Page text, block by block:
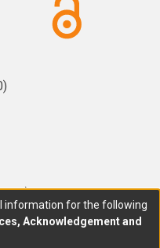
el aprovechamiento de
de la pasta obtenida
de las exportaciones
mediante un análisis
durante el período 1992-
de indicadores
pesquera argentina en el
Universidad
information for the following
Acknowledgement and